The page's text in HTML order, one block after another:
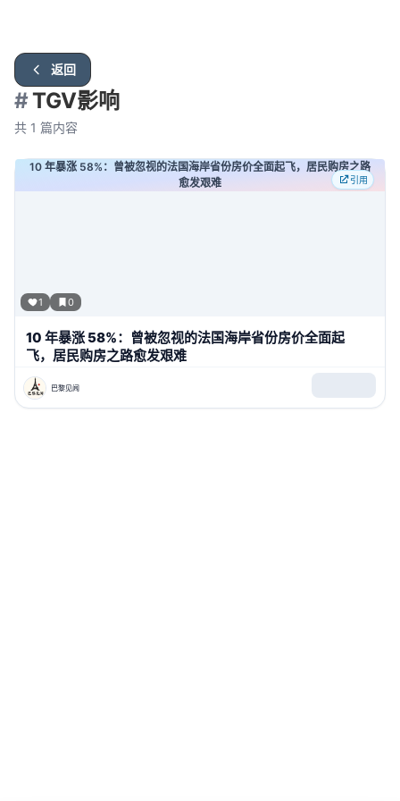
返回
#TGV影响
共 1 篇内容
10 年暴涨 58%：曾被忽视的法国海岸省份房价全面起飞，居民购房之路
愈发艰难
引用
1 0
10 年暴涨 58%：曾被忽视的法国海岸省份房价全面起
飞，居民购房之路愈发艰难
巴黎见闻